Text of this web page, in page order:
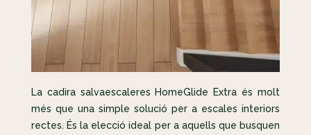
La cadira salvaescaleres HomeGlide Extra és molt
més que una simple solució per a escales interiors
rectes. És la elecció ideal per a aquells que busquen